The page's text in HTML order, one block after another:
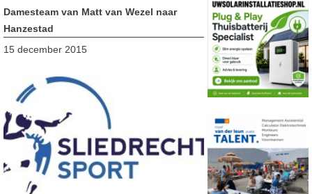
Damesteam van Matt van Wezel naar
Hanzestad
15 december 2015